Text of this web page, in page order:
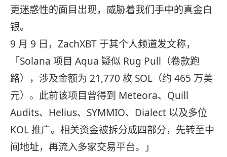
更迷惑性的面目出现，威胁着我们手中的真金白
银。
9 月 9 日，ZachXBT 于其个人频道发文称，
「Solana 项目 Aqua 疑似 Rug Pull（卷款跑
路），涉及金额为 21,770 枚 SOL（约 465 万美
元）。此前该项目曾得到 Meteora、Quill
Audits、Helius、SYMMIO、Dialect 以及多位
KOL 推广。相关资金被拆分成四部分，先转至中
间地址，再流入多家交易平台。」